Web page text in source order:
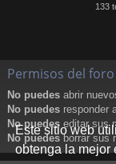
Este sitio web
obtenga la mejor
133
Permisos del foro
No puedes abrir
No puedes responder
No puedes editar sus
No puedesborrar sus